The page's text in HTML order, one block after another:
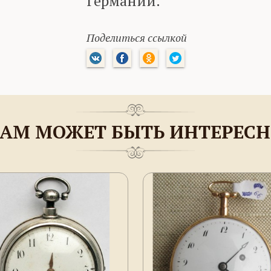
Поделиться ссылкой
МОЖЕТ БЫТЬ